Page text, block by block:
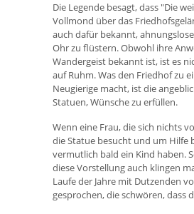
Die Legende besagt, dass "Die
Vollmond über das
auch dafür bekannt,
Ohr zu flüstern. Obwohl ihre
Wandergeist bekannt ist, ist es
auf Ruhm. Was den Friedhof zu
Neugierige macht, ist die
Statuen, Wünsche zu erfüllen.
Wenn eine Frau, die sich nichts
die Statue besucht und um Hilfe
vermutlich bald ein Kind haben.
diese Vorstellung auch klingen
Laufe der Jahre mit Dutzenden
gesprochen, die schwören, dass